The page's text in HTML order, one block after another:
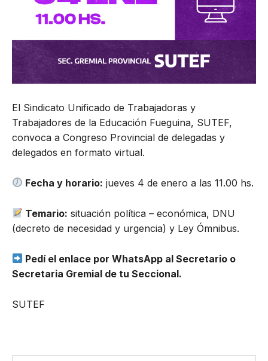
El Sindicato Unificado de Trabajadoras y
Trabajadores de la Educación Fueguina, SUTEF,
convoca a Congreso Provincial de delegadas y
delegados en formato virtual.
Fecha y horario: jueves 4 de enero a las 11.00 hs.
Temario: situación política – económica, DNU
(decreto de necesidad y urgencia) y Ley Ómnibus.
Pedí el enlace por WhatsApp al Secretario o
Secretaria Gremial de tu Seccional.
SUTEF